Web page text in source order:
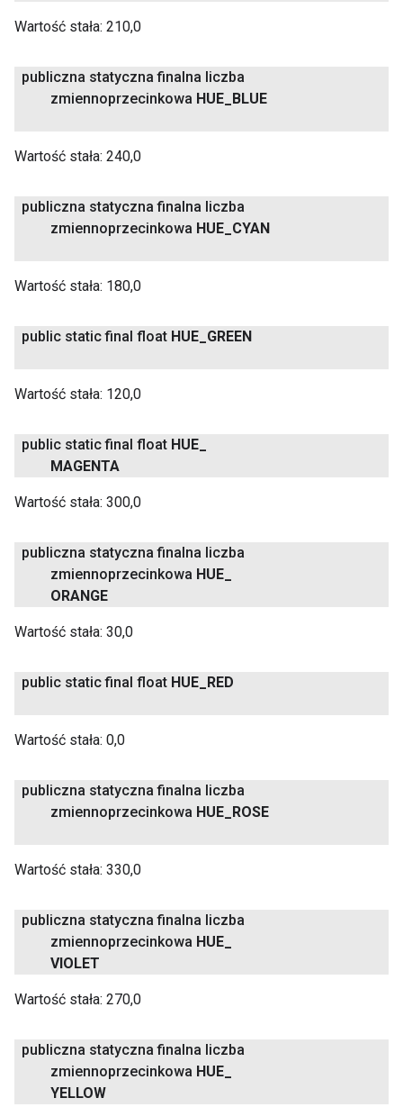
Wartość stała: 210,0
publiczna statyczna finalna liczba
zmiennoprzecinkowa HUE BLUE
Wartość stała: 240,0
publiczna statyczna finalna liczba
zmiennoprzecinkowa HUE CYAN
Wartość stała: 180,0
public static final float HUE GREEN
Wartość stała: 120,0
public static final float HUE
MAGENTA
Wartość stała: 300,0
publiczna statyczna finalna liczba
zmiennoprzecinkowa HUE
ORANGE
Wartość stała: 30,0
public static final float HUE RED
Wartość stała: 0,0
publiczna statyczna finalna liczba
zmiennoprzecinkowa HUE ROSE
Wartość stała: 330,0
publiczna statyczna finalna liczba
zmiennoprzecinkowa HUE
VIOLET
Wartość stała: 270,0
publiczna statyczna finalna liczba
zmiennoprzecinkowa HUE
YELLOW